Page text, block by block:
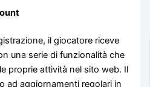
il giocatore riceve
una serie di funzionalità che
proprie attività nel sito web. Il
ad aggiornamenti regolari in